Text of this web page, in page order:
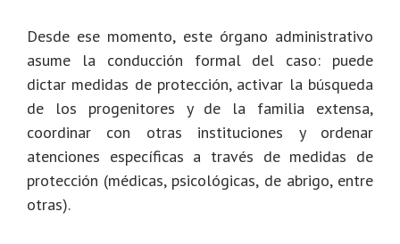
Desde ese momento, este órgano administrativo
asume la conducción formal del caso: puede
dictar medidas de protección, activar la búsqueda
de los progenitores y de la familia extensa,
coordinar con otras instituciones y ordenar
atenciones específicas a través de medidas de
protección (médicas, psicológicas, de abrigo, entre
otras).